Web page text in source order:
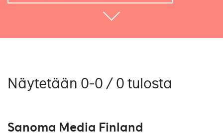
Näytetään 0-0 / 0 tulosta
Sanoma Media Finland